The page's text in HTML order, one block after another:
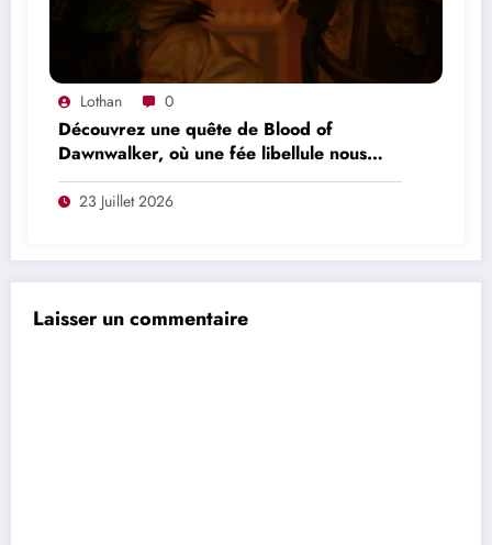
Lothan 0
Découvrez une quête de Blood of
Dawnwalker, où une fée libellule nous
demande de récolter des dents
23 Juillet 2026
Laisser un commentaire